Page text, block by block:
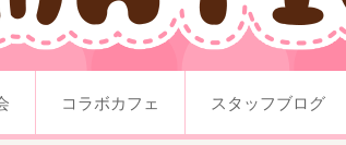
コラボカフェ スタッフブログ